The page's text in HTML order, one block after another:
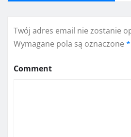
Twój adres email nie zostanie
Wymagane pola są oznaczone *
Comment